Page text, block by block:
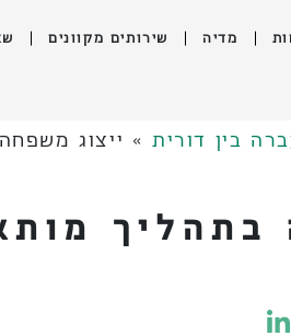
מדיה שירותים מקוונים
בין דורית » ייצוג
בתהליך